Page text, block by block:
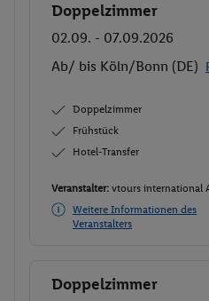
Buchen
Doppelzimmer
02.09. - 07.09.2026
Ab/ bis Köln/Bonn (DE)
Doppelzimmer
Frühstück
Hotel-Transfer
Veranstalter: vtours international
Weitere Informationen des
Veranstalters
Buchen
Doppelzimmer